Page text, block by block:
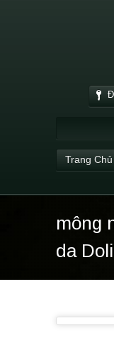
Trang Chủ
mông
da